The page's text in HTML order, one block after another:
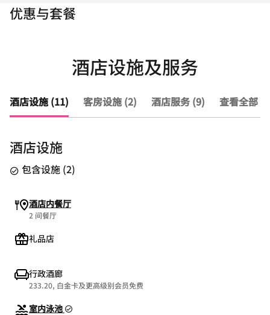
优惠与套餐
酒店设施及服务
酒店设施 (11) 客房设施 (2) 酒店服务 (9) 查看全部
酒店设施
包含设施 (2)
酒店内餐厅
2 间餐厅
礼品店
行政酒廊
233.20, 白金卡及更高级别会员免费
室内泳池